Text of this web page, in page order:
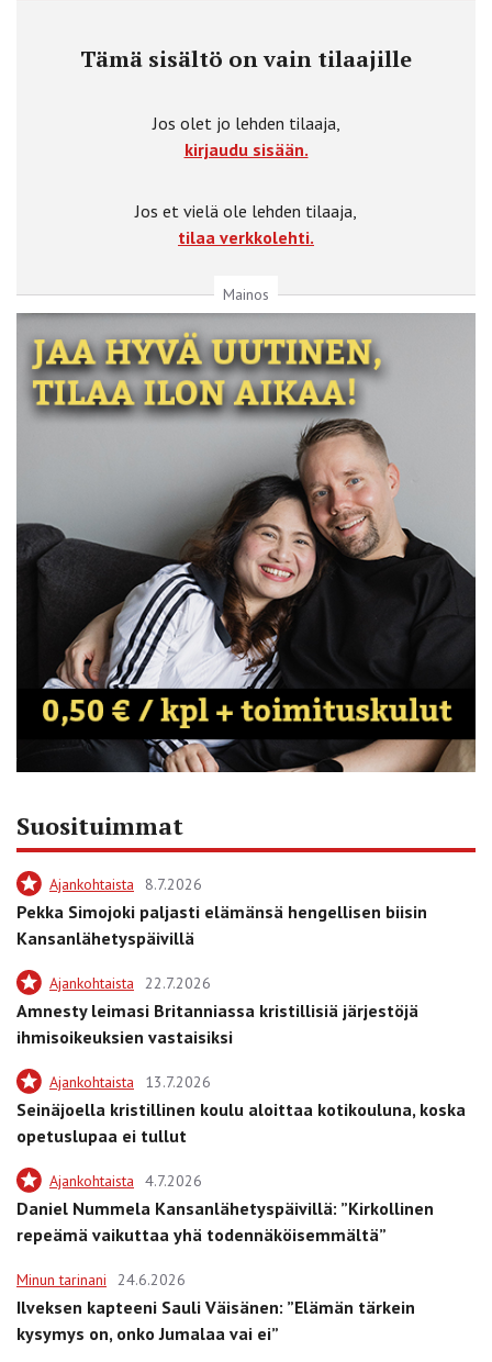
Tämä sisältö on vain tilaajille
Jos olet jo lehden tilaaja,
kirjaudu sisään.
Jos et vielä ole lehden tilaaja,
tilaa verkkolehti.
Mainos
Suosituimmat
Ajankohtaista 8.7.2026
Pekka Simojoki paljasti elämänsä hengellisen biisin
Kansanlähetyspäivillä
Ajankohtaista 22.7.2026
Amnesty leimasi Britanniassa kristillisiä järjestöjä
ihmisoikeuksien vastaisiksi
Ajankohtaista 13.7.2026
Seinäjoella kristillinen koulu aloittaa kotikouluna, koska
opetuslupaa ei tullut
Ajankohtaista 4.7.2026
Daniel Nummela Kansanlähetyspäivillä: ”Kirkollinen
repeämä vaikuttaa yhä todennäköisemmältä”
Minun tarinani 24.6.2026
Ilveksen kapteeni Sauli Väisänen: ”Elämän tärkein
kysymys on, onko Jumalaa vai ei”